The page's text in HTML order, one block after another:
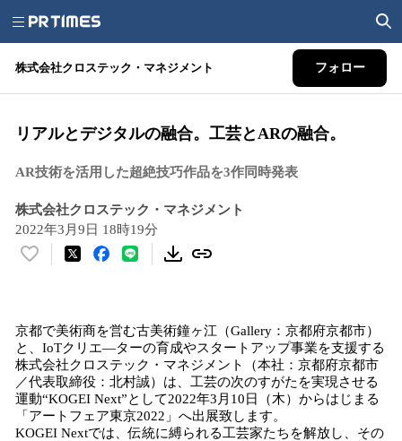
株式会社クロステック・マネジメント フォロー
リアルとデジタルの融合。工芸とARの融合。
AR技術を活用した超絶技巧作品を3作同時発表
株式会社クロステック・マネジメント
2022年3月9日 18時19分
い
数
を
読
み
込
み
京都で美術商を営む古美術鐘ヶ江（Gallery：京都府京都市）
と、IoTクリエ―ターの育成やスタートアップ事業を支援する
株式会社クロステック・マネジメント（本社：京都府京都市
／代表取締役：北村誠）は、工芸の次のすがたを実現させる
運動“KOGEI Next”として2022年3月10日（木）からはじまる
「アートフェア東京2022」へ出展致します。
KOGEI Nextでは、伝統に縛られる工芸家たちを解放し、その